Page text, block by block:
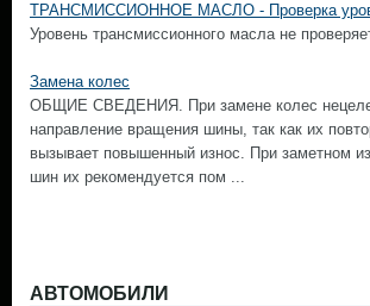
ТРАНСМИССИОННОЕ МАСЛО - Проверка
Уровень трансмиссионного масла не
Замена колес
ОБЩИЕ СВЕДЕНИЯ. При замене колес
направление вращения шины, так как их
вызывает повышенный износ. При заметном
шин их рекомендуется пом ...
АВТОМОБИЛИ